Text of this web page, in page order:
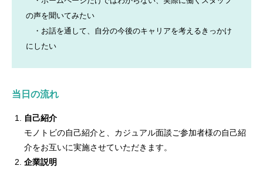
の声を聞いてみたい
・お話を通して、自分の今後のキャリアを考えるきっかけ
にしたい
当日の流れ
自己紹介
モノトビの自己紹介と、カジュアル面談ご参加者様の自己紹
介をお互いに実施させていただきます。
企業説明